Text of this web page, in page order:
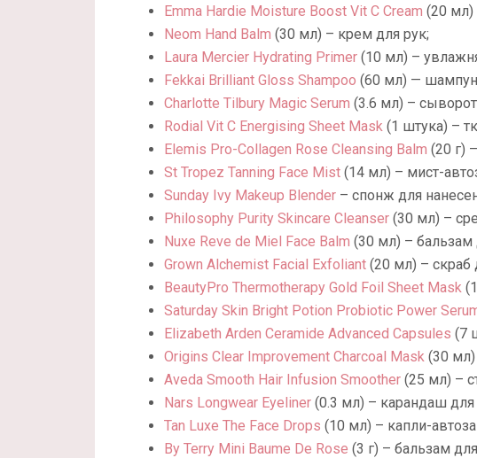
Emma Hardie Moisture Boost Vit C Cream (20 мл)
Neom Hand Balm (30 мл) – крем для рук;
Laura Mercier Hydrating Primer (10 мл) –
Fekkai Brilliant Gloss Shampoo (60 мл) —
Charlotte Tilbury Magic Serum (3.6 мл) –
Rodial Vit C Energising Sheet Mask (1 штука) –
Elemis Pro-Collagen Rose Cleansing Balm (20 г)
St Tropez Tanning Face Mist (14 мл) – мист-
Sunday Ivy Makeup Blender – спонж для
Philosophy Purity Skincare Cleanser (30 мл) –
Nuxe Reve de Miel Face Balm (30 мл) – бальзам
Grown Alchemist Facial Exfoliant (20 мл) – скраб
BeautyPro Thermotherapy Gold Foil Sheet Mask
Saturday Skin Bright Potion Probiotic Power
Elizabeth Arden Ceramide Advanced Capsules (7
Origins Clear Improvement Charcoal Mask (30
Aveda Smooth Hair Infusion Smoother (25 мл) –
Nars Longwear Eyeliner (0.3 мл) – карандаш для
Tan Luxe The Face Drops (10 мл) – капли-
By Terry Mini Baume De Rose (3 г) – бальзам